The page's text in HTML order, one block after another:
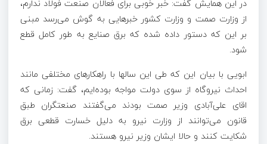
در این همایش گفت: خبر خوبی برای فعالان صنعت فولاد ندارم،
از وزارت صمت و وزارت کشور خبرهایی به گوش می‌رسد مبنی
بر این که دستور داده شده که برق صنایع به طور کامل قطع
شود.
ابویی با بیان این که طی این سالها با راهکارهای مختلفی مانند
احداث نیروگاه از سوی دولت مواجه بوده‌ایم، گفت: زمانی که
اقای علی‌آبادی وزیر صمت بودند می‌گفتند صنعتگران طبق
قانون می‌توانند از وزارت نیرو به دلیل خسارت قطعی برق
شکایت کنند و حالا ایشان وزیر نیرو هستند.